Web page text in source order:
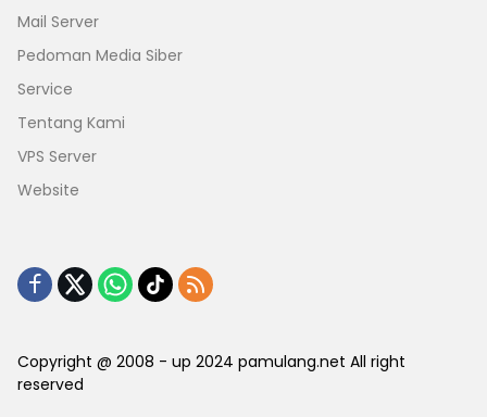
Mail Server
Pedoman Media Siber
Service
Tentang Kami
VPS Server
Website
Copyright @ 2008 - up 2024 pamulang.net All right
reserved